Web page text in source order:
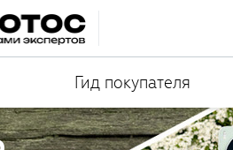
Гид покупателя